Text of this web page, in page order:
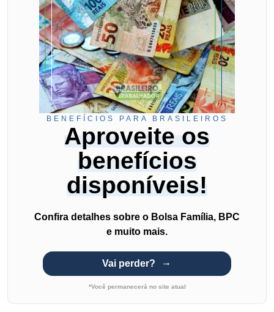
BENEFÍCIOS PARA BRASILEIROS
Aproveite os
benefícios
disponíveis!
Confira detalhes sobre o Bolsa Família, BPC
e muito mais.
Vai perder?
*Você permanecerá no site atual